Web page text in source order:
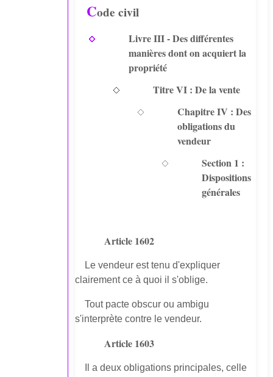
Code civil
Livre III - Des différentes
manières dont on acquiert la
propriété
Titre VI : De la vente
Chapitre IV : Des
obligations du
vendeur
Section 1 :
Dispositions
générales
Article 1602
Le vendeur est tenu d'expliquer
clairement ce à quoi il s'oblige.
Tout pacte obscur ou ambigu
s'interprète contre le vendeur.
Article 1603
Il a deux obligations principales, celle